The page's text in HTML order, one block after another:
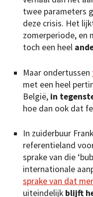
twee parameters
deze crisis. Het
zomerperiode, en
toch een heel
Maar ondertussen
met een heel
België, in
hoe dan ook dat
In zuiderbuur
referentieland
sprake van die
internationale
sprake van dat
uiteindelijk blijft